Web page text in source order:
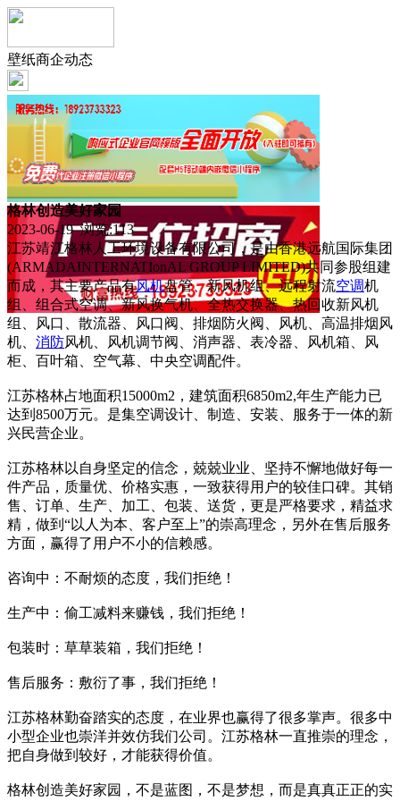
壁纸商企动态
格林创造美好家园
2023-06-19 浏览:113
江苏靖江格林人工环境设备有限公司，是由香港远航国际集团
(ARMADAINTERNATIonAL GROUP LIMITED)共同参股组建
而成，其主要产品有风机盘管、新风机组、远程射流空调机
组、组合式空调、新风换气机、全热交换器、热回收新风机
组、风口、散流器、风口阀、排烟防火阀、风机、高温排烟风
机、 消防风机、风机调节阀、消声器、表冷器、风机箱、风
柜、百叶箱、空气幕、中央空调配件。
江苏格林占地面积15000m2，建筑面积6850m2,年生产能力已
达到8500万元。是集空调设计、制造、安装、服务于一体的新
兴民营企业。
江苏格林以自身坚定的信念，兢兢业业、坚持不懈地做好每一
件产品，质量优、价格实惠，一致获得用户的较佳口碑。其销
售、订单、生产、加工、包装、送货，更是严格要求，精益求
精，做到“以人为本、客户至上”的崇高理念，另外在售后服务
方面，赢得了用户不小的信赖感。
咨询中：不耐烦的态度，我们拒绝！
生产中：偷工减料来赚钱，我们拒绝！
包装时：草草装箱，我们拒绝！
售后服务：敷衍了事，我们拒绝！
江苏格林勤奋踏实的态度，在业界也赢得了很多掌声。很多中
小型企业也崇洋并效仿我们公司。江苏格林一直推崇的理念，
把自身做到较好，才能获得价值。
格林创造美好家园，不是蓝图，不是梦想，而是真真正正的实